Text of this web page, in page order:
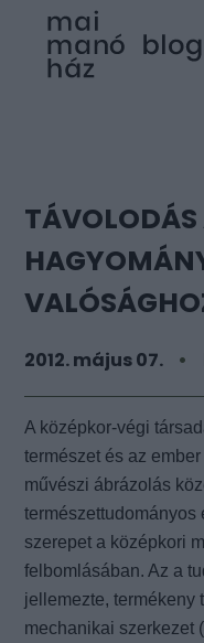
TÁVOLODÁS
2012. május 07.
A középkor-végi
természet és az
művészi ábrázolás
szerepet a középkori
felbomlásában. Az a
jellemezte, termékeny
mechanikai szerkezet